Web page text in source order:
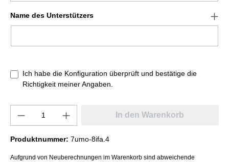
Name des Unterstützers
Ich habe die Konfiguration überprüft und bestätige die
Richtigkeit meiner Angaben.
In den Warenkorb
Produktnummer: 7umo-8ifa.4
Aufgrund von Neuberechnungen im Warenkorb sind abweichende